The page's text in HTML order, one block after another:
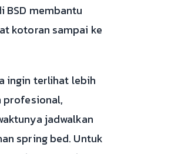
BSD membantu
kotoran sampai ke
ingin terlihat lebih
profesional,
jadwalkan
spring bed. Untuk